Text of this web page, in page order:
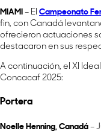
MIAMI – El Campeonato
fin, con Canadá
ofrecieron actuaciones
destacaron en sus
A continuación, el XI
Concacaf 2025:
Portera
Noelle Henning, Canadá –